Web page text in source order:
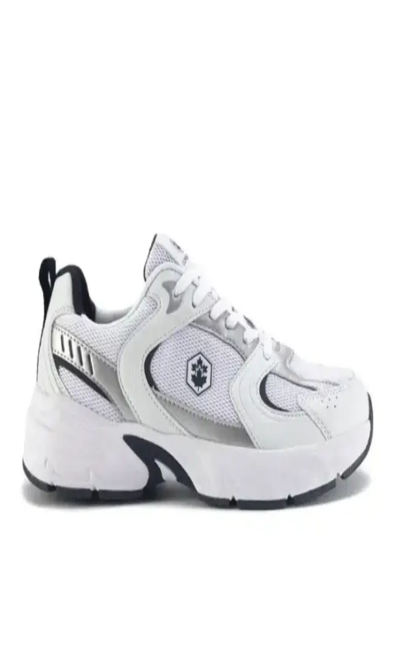
Nike Air Force 1, ikonik tasarımı ve teknolojik özellikleriyle spor ve
günlük yaşamda vazgeçilmez bir tercih. Konfor ve şıklığı bir araya
getirir, farklı tarzlara uyum sağlar.
Nike Team Hustle: Çok Yönlü Spor ve Günlük
Kullanım İçin Modern Ayakkabı Seçenekleri
Nike Team Hustle ayakkabıları, dayanıklılık, şıklık ve konforu bir
arada sunar. Spor ve günlük kullanım için uygun modelleriyle,
hareket özgürlüğü ve tarzı bir arada sağlar.
Genel Markalar Taraklı Siyah Metal Taç ve NEW
HİLL Unisex Metal Taç Karşılaştırması
İki popüler spor tacını detaylı karşılaştırıyoruz: dayanıklılık, tasarım
ve kullanıcı memnuniyetine odaklanın.